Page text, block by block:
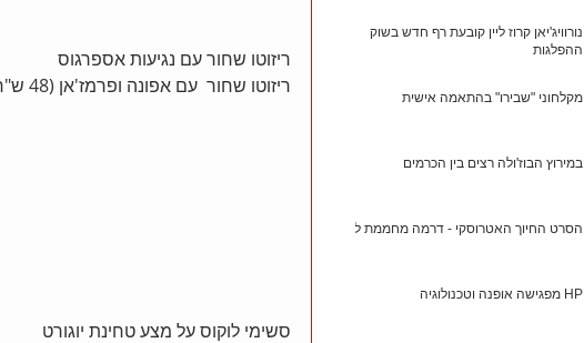
ריזוטו שחור עם נגיעות אספרגוס
ריזוטו שחור  עם אפונה ופרמז'אן (48 ש"ח)
סשימי לוקוס על מצע טחינת יוגורט
נורוויג'יאן קרוז ליין קובעת רף חדש בשוק
ההפלגות
מקלחוני "שבירו" בהתאמה אישית
במירוץ הבוז'ולה רצים בין הכרמים
הסרט החיוך האטרוסקי - דרמה מחממת לב
HP מפגישה אופנה וטכנולוגיה